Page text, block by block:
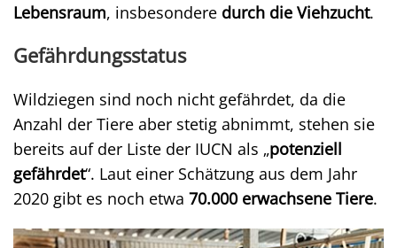
Lebensraum, insbesondere durch die Viehzucht.
Gefährdungsstatus
Wildziegen sind noch nicht gefährdet, da die
Anzahl der Tiere aber stetig abnimmt, stehen sie
bereits auf der Liste der IUCN als „potenziell
gefährdet“. Laut einer Schätzung aus dem Jahr
2020 gibt es noch etwa 70.000 erwachsene Tiere.